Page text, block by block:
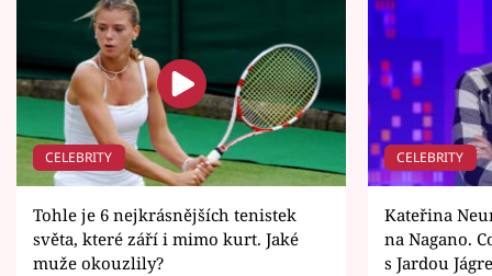
CELEBRITY
Tohle je 6 nejkrásnějších tenistek
světa, které září i mimo kurt. Jaké
muže okouzlily?
CELEBRITY
Kateřina
na Nagano.
s Jardou